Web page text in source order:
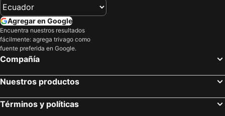
Gandía, Comunidad Valenciana Hoteles
Jávea, Comunidad Valenciana Hoteles
Castellón de la Plana, Comunidad Valenciana Hoteles
Madrid, Madrid Hoteles
Sevilla, Andalucía Hoteles
Granada, Andalucía Hoteles
Benidorm, Comunidad Valenciana Hoteles
Agregar en Google
Encuentra nuestros resultados
fácilmente: agrega trivago como
fuente preferida en Google.
Compañía
Nuestros productos
Términos y políticas